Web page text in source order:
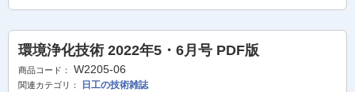
環境浄化技術 2022年5・6月号 PDF版
商品コード： W2205-06
関連カテゴリ：
日工の技術雑誌